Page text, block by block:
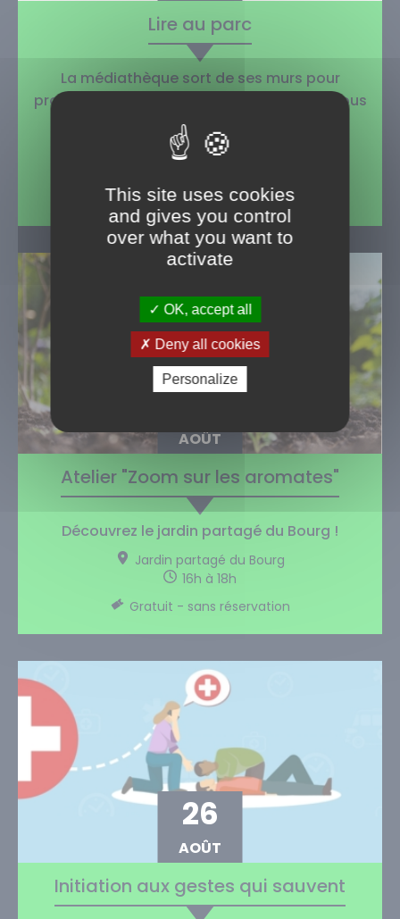
Lire au parc
La médiathèque sort de ses murs pour
proposer des animations partout en ville tous
les jeudis de l’été !
Plaine rue Edwin-Aldrin
Gratuit - pour tous
17
AOÛT
Atelier "Zoom sur les aromates"
Découvrez le jardin partagé du Bourg !
Jardin partagé du Bourg
16h à 18h
Gratuit - sans réservation
26
AOÛT
Initiation aux gestes qui sauvent
This site uses cookies
and gives you control
over what you want to
activate
OK, accept all
Deny all cookies
Personalize